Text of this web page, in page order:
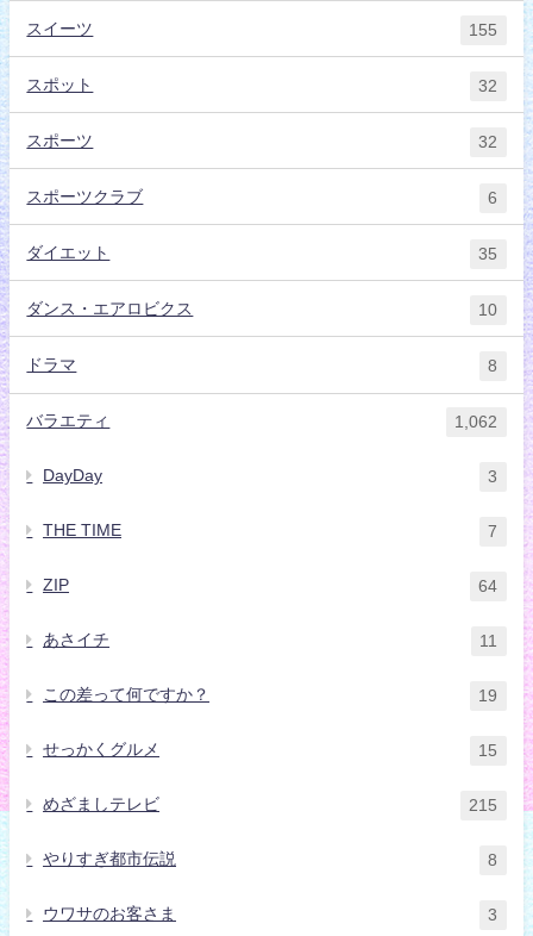
スイーツ 155
スポット 32
スポーツ 32
スポーツクラブ 6
ダイエット 35
ダンス・エアロビクス 10
ドラマ 8
バラエティ 1,062
DayDay 3
THE TIME 7
ZIP 64
あさイチ 11
この差って何ですか？ 19
せっかくグルメ 15
めざましテレビ 215
やりすぎ都市伝説 8
ウワサのお客さま 3